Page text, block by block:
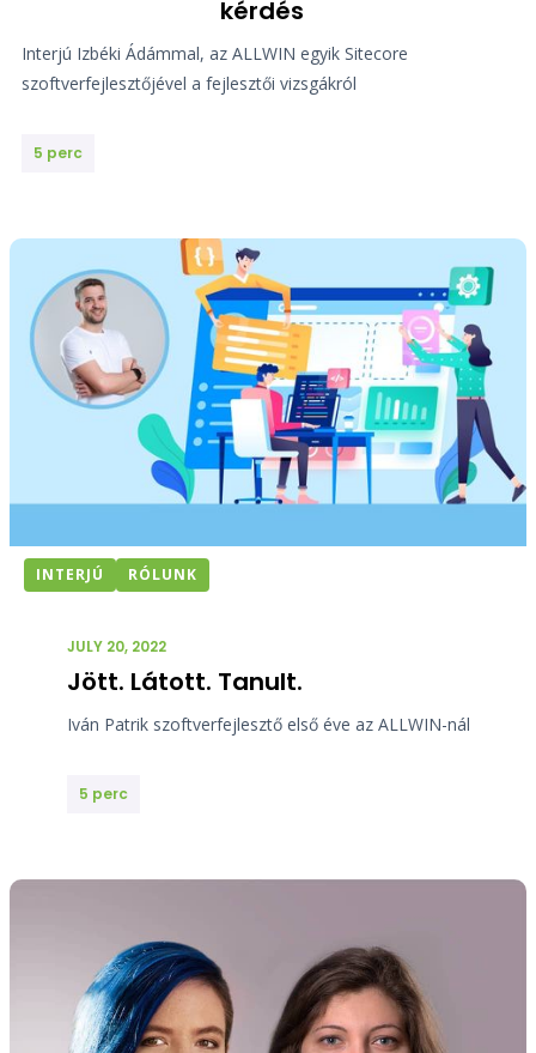
kérdés
Interjú Izbéki Ádámmal, az ALLWIN egyik Sitecore
szoftverfejlesztőjével a fejlesztői vizsgákról
5 perc
INTERJÚ RÓLUNK
JULY 20, 2022
Jött. Látott. Tanult.
Iván Patrik szoftverfejlesztő első éve az ALLWIN-nál
5 perc